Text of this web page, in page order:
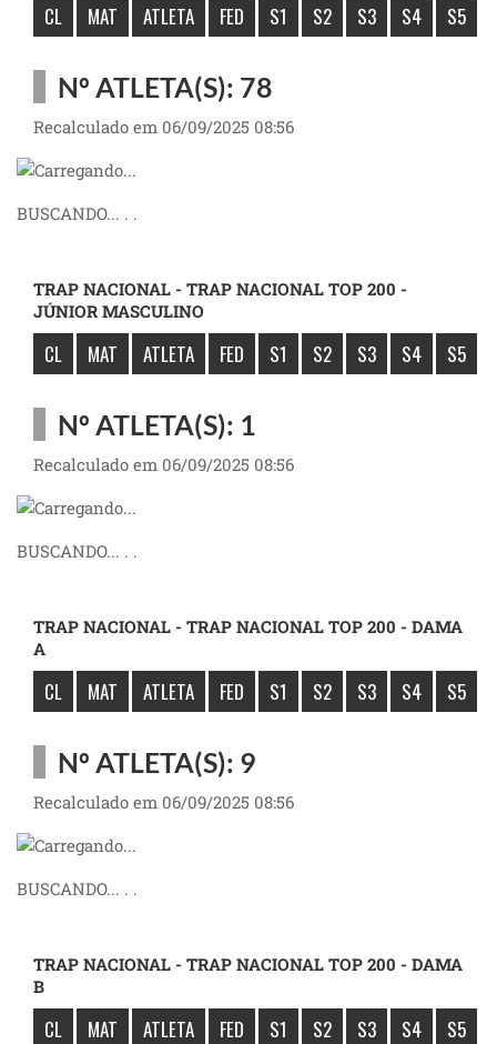
CL MAT ATLETA FED S1 S2 S3 S4 S5
Nº ATLETA(S): 78
Recalculado em 06/09/2025 08:56
BUSCANDO... . .
TRAP NACIONAL - TRAP NACIONAL TOP 200 -
JÚNIOR MASCULINO
CL MAT ATLETA FED S1 S2 S3 S4 S5
Nº ATLETA(S): 1
Recalculado em 06/09/2025 08:56
BUSCANDO... . .
TRAP NACIONAL - TRAP NACIONAL TOP 200 - DAMA
A
CL MAT ATLETA FED S1 S2 S3 S4 S5
Nº ATLETA(S): 9
Recalculado em 06/09/2025 08:56
BUSCANDO... . .
TRAP NACIONAL - TRAP NACIONAL TOP 200 - DAMA
B
CL MAT ATLETA FED S1 S2 S3 S4 S5